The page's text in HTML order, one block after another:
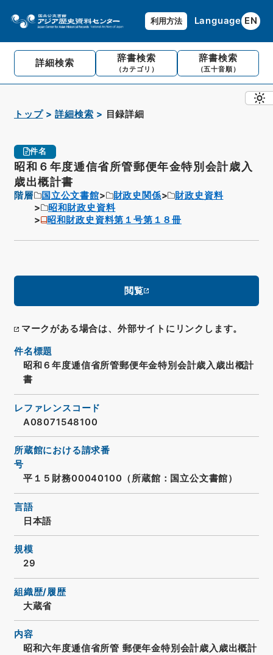
利用方法 Language EN
詳細検索 辞書検索
（カテゴリ）
辞書検索
（五十音順）
トップ 詳細検索 目録詳細
件名
昭和６年度逓信省所管郵便年金特別会計歳入
歳出概計書
階層 国立公文書館 財政史関係
財政史資料
昭和財政史資料
昭和財政史資料第１号第１８冊
閲覧
マークがある場合は、外部サイトにリンクします。
件名標題
昭和６年度逓信省所管郵便年金特別会計歳入歳出概計
書
レファレンスコード
A08071548100
所蔵館における請求番
号
平１５財務00040100（所蔵館：国立公文書館）
言語
日本語
規模
29
組織歴/履歴
大蔵省
内容
昭和六年度逓信省所管 郵便年金特別会計歳入歳出概計